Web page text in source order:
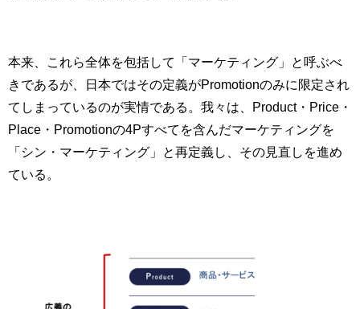
本来、これら全体を包括して「マーケティング」と呼ぶべ
きであるが、日本ではその定義がPromotionのみに限定され
てしまっているのが実情である。我々は、Product・Price・
Place・Promotionの4Pすべてを含んだマーケティングを
「シン・マーケティング」と再定義し、その見直しを進め
ている。